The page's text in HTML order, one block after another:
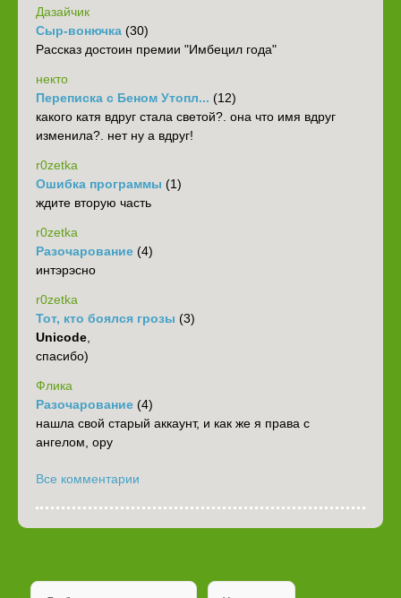
Дазайчик
Сыр-вонючка (30)
Рассказ достоин премии "Имбецил года"
некто
Переписка с Беном Утопл... (12)
какого катя вдруг стала светой?. она что имя вдруг
изменила?. нет ну а вдруг!
r0zetka
Ошибка программы (1)
ждите вторую часть
r0zetka
Разочарование (4)
интэрэсно
r0zetka
Тот, кто боялся грозы (3)
Unicode
спасибо)
Флика
Разочарование (4)
нашла свой старый аккаунт, и как же я права с
ангелом, ору
Все комментарии